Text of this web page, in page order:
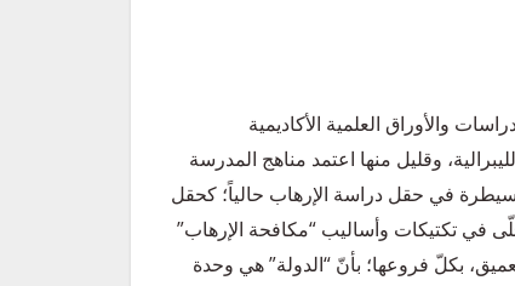
والأوراق العلمية الأكاديمية
وقليل منها اعتمد مناهج المدرسة
في حقل دراسة الإرهاب حالياً؛ كحقل
في تكتيكات وأساليب “مكافحة الإرهاب”
بكلّ فروعها؛ بأنّ “الدولة” هي وحدة